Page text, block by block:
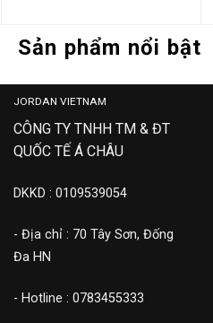
Sản phẩm nổi bật
JORDAN VIETNAM
CÔNG TY TNHH TM & ĐT
QUỐC TẾ Á CHÂU
DKKD : 0109539054
- Địa chỉ : 70 Tây Sơn, Đống
Đa HN
- Hotline : 0783455333